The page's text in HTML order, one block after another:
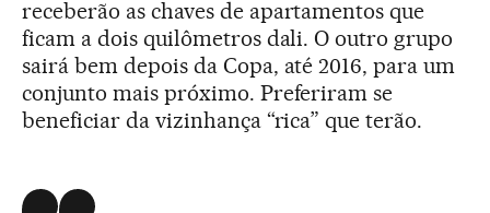
receberão as chaves de apartamentos que
ficam a dois quilômetros dali. O outro grupo
sairá bem depois da Copa, até 2016, para um
conjunto mais próximo. Preferiram se
beneficiar da vizinhança “rica” que terão.